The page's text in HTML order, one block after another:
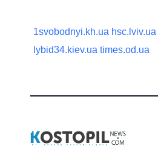
1svobodnyi.kh.ua hsc.lviv.ua
lybid34.kiev.ua times.od.ua